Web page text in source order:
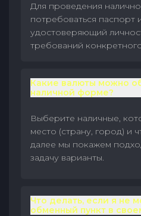
Для проведения
потребоваться паспорт
удостоверяющий
требований
Какие валюты можно
наличной форме?
Выберите наличные,
место (страну, город) и
далее мы покажем
задачу варианты.
Что делать, если я не
обменный пункт в